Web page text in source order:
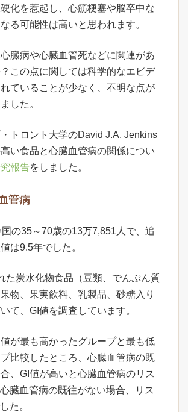
化を惹起し、心筋梗塞や脳卒中な
る可能性は高いと思われます。
臓病や心臓血管死などに関連があ
この点に関しては科学的なエビデ
ていることが少なく、不明な点が
した。
トロント大学のDavid J.A. Jenkins
い食品と心臓血管病の関係につい
報告をしました。
管病
の35～70歳の13万7,851人で、追
は9.5年でした。
た炭水化物食品（豆類、でんぷん質
物、果実飲料、乳製品、砂糖入り
て、GI値を調査しています。
が最も高かったグループと最も低
比較したところ、心臓血管病の既
、GI値が高いと心臓血管病のリス
臓血管病の既往がない場合、リス
た。